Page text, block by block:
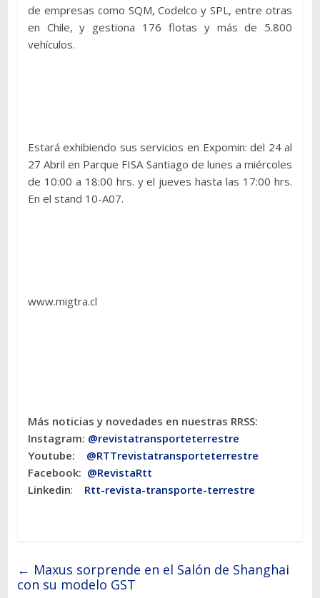
de empresas como SQM, Codelco y SPL, entre otras
en Chile, y gestiona 176 flotas y más de 5.800
vehículos.
Estará exhibiendo sus servicios en Expomin: del 24 al
27 Abril en Parque FISA Santiago de lunes a miércoles
de 10:00 a 18:00 hrs. y el jueves hasta las 17:00 hrs.
En el stand 10-A07.
www.migtra.cl
Más noticias y novedades en nuestras RRSS:
Instagram: @revistatransporteterrestre
Youtube: @RTTrevistatransporteterrestre
Facebook: @RevistaRtt
Linkedin: Rtt-revista-transporte-terrestre
← Maxus sorprende en el Salón de Shanghai
con su modelo GST